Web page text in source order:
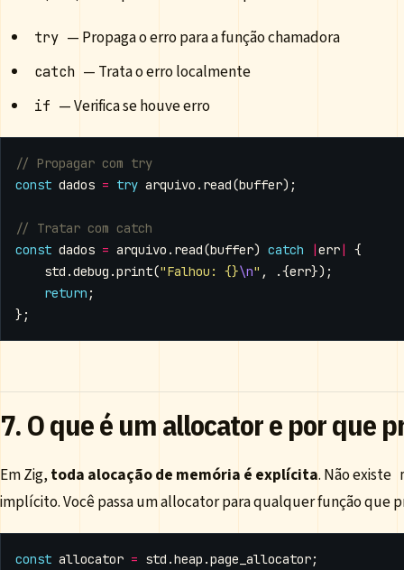
try — Propaga o erro para a função chamadora
catch — Trata o erro localmente
if — Verifica se houve erro
const dados = try arquivo . read(buffer);
const dados = arquivo . read(buffer) catch |err|
{
std .debug .print("Falhou: {}\n" , .{err});
return ;
};
7. O que é um allocator e por que
Em Zig,toda alocação de memória é explícita. Não existe
implícito. Você passa um allocator para qualquer função que
const allocator = std .heap .page_allocator;